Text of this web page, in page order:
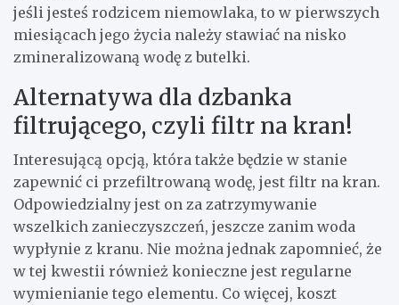
jeśli jesteś rodzicem niemowlaka, to w pierwszych
miesiącach jego życia należy stawiać na nisko
zmineralizowaną wodę z butelki.
Alternatywa dla dzbanka
filtrującego, czyli filtr na kran!
Interesującą opcją, która także będzie w stanie
zapewnić ci przefiltrowaną wodę, jest filtr na kran.
Odpowiedzialny jest on za zatrzymywanie
wszelkich zanieczyszczeń, jeszcze zanim woda
wypłynie z kranu. Nie można jednak zapomnieć, że
w tej kwestii również konieczne jest regularne
wymienianie tego elementu. Co więcej, koszt